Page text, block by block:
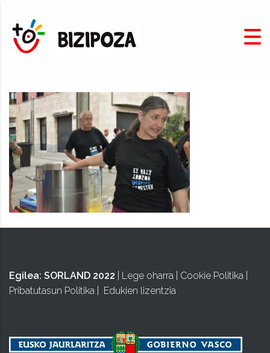
Egilea: SORLAND 2022 Lege oharra Cookie Politika
Pribatutasun Politika
Edukien lizentzia